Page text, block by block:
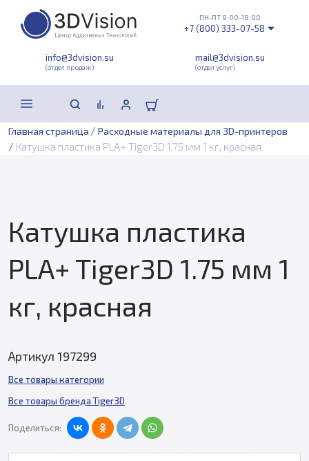
info@3dvision.su
(отдел продаж)
mail@3dvision.su
(отдел услуг)
ПН-ПТ 9:00-18:00
+7 (800) 333-07-58
Главная страница / Расходные материалы для 3D-принтеров
/ Катушка пластика PLA+ Tiger3D 1.75 мм 1 кг, красная
Катушка пластика
PLA+ Tiger3D 1.75 мм 1
кг, красная
Артикул 197299
Все товары категории
Все товары бренда Tiger3D
Поделиться: